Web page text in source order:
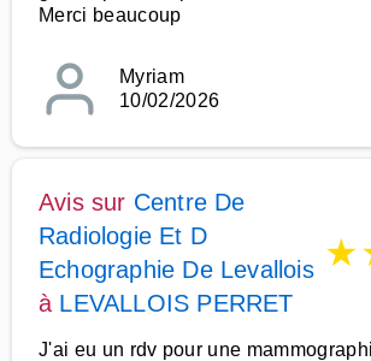
Merci beaucoup
Myriam
10/02/2026
Avis sur Centre De
Radiologie Et D
Echographie De Levallois
à LEVALLOIS PERRET
★
J'ai eu un rdv pour une